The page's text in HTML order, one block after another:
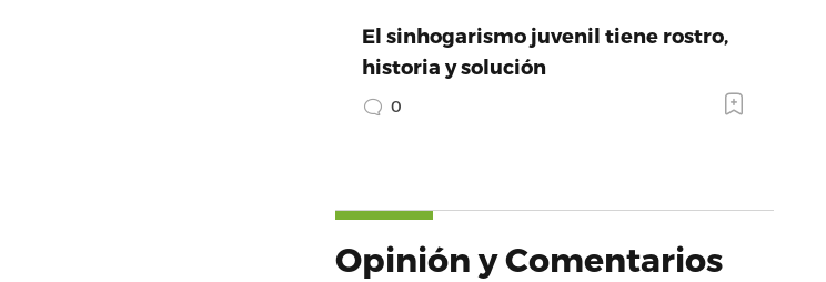
El sinhogarismo juvenil tiene rostro,
historia y solución
0
Opinión y Comentarios